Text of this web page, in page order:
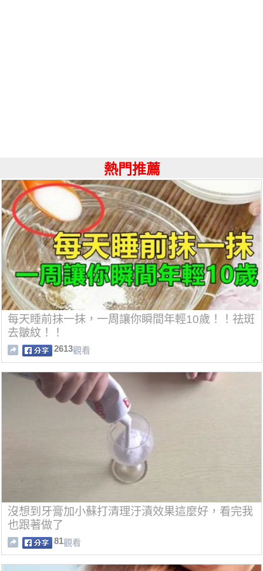
熱門推薦
每天睡前抹一抹，一周讓你瞬間年輕10歲！！祛斑
去皺紋！！
2613觀看
沒想到牙膏加小蘇打清理汙漬效果這麼好，看完我
也跟著做了
81觀看